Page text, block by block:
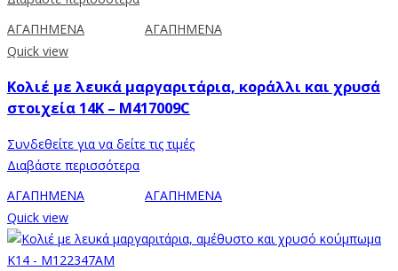
ΑΓΑΠΗΜΕΝΑ
ΑΓΑΠΗΜΕΝΑ
Quick view
Κολιέ με λευκά μαργαριτάρια, κοράλλι και χρυσά
στοιχεία 14K – M417009C
Συνδεθείτε για να δείτε τις τιμές
Διαβάστε περισσότερα
ΑΓΑΠΗΜΕΝΑ
ΑΓΑΠΗΜΕΝΑ
Quick view